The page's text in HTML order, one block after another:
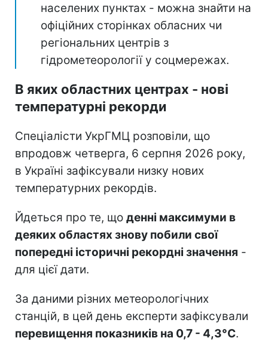
населених пунктах - можна знайти на
офіційних сторінках обласних чи
регіональних центрів з
гідрометеорології у соцмережах.
В яких областних центрах - нові
температурні рекорди
Спеціалісти УкрГМЦ розповіли, що
впродовж четверга, 6 серпня 2026 року,
в Україні зафіксували низку нових
температурних рекордів.
Йдеться про те, що денні максимуми в
деяких областях знову побили свої
попередні історичні рекордні значення -
для цієї дати.
За даними різних метеорологічних
станцій, в цей день експерти зафіксували
перевищення показників на 0,7 - 4,3°C.